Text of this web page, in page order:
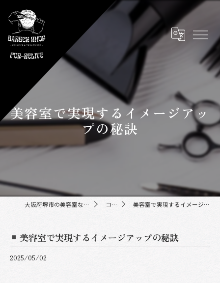
美容室で実現するイメージアッ
プの秘訣
大阪府堺市の美容室ならFor-Relive コラム 美容室で実現するイメージアップの秘訣
美容室で実現するイメージアップの秘訣
2025/05/02